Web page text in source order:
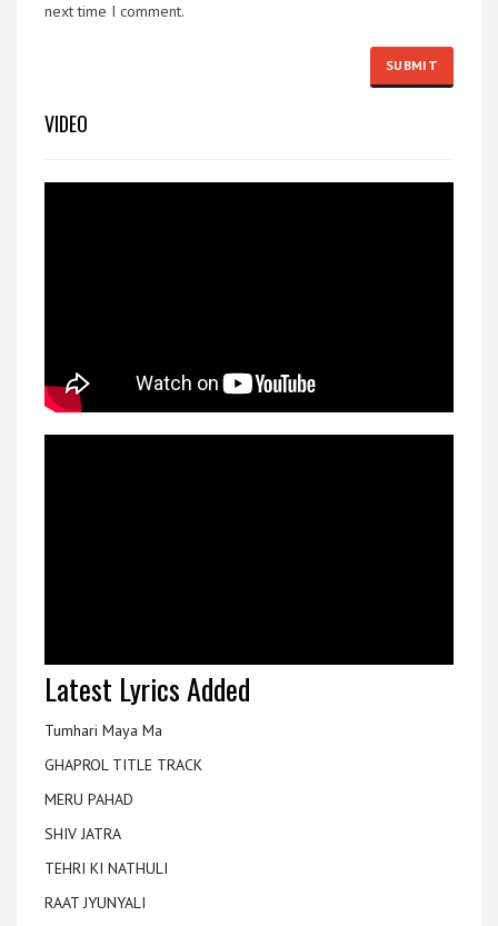
next time I comment.
VIDEO
Latest Lyrics Added
Tumhari Maya Ma
GHAPROL TITLE TRACK
MERU PAHAD
SHIV JATRA
TEHRI KI NATHULI
RAAT JYUNYALI